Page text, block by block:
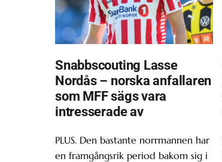
Snabbscouting Lasse
Nordås – norska anfallaren
som MFF sägs vara
intresserade av
PLUS. Den bastante norrmannen har
en framgångsrik period bakom sig i